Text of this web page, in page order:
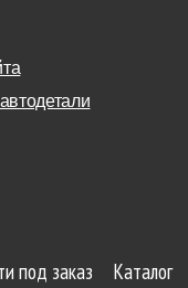
под заказ
Каталог